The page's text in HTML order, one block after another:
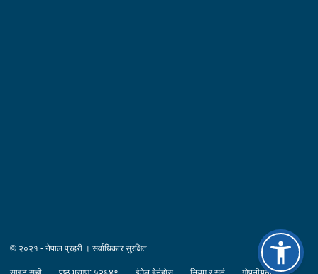
© २०२१ - नेपाल प्रहरी । सर्वाधिकार सुरक्षित